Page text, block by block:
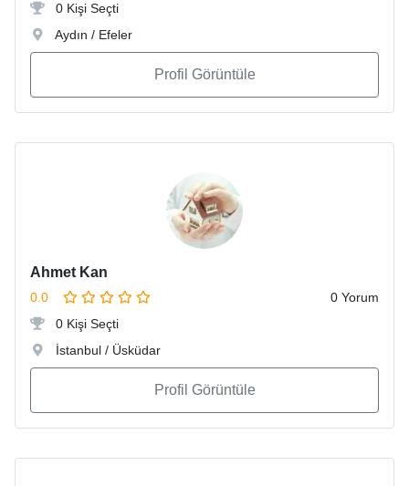
0 Kişi Seçti
Aydın / Efeler
Profil Görüntüle
Ahmet Kan
0.0
0 Yorum
0 Kişi Seçti
İstanbul / Üsküdar
Profil Görüntüle